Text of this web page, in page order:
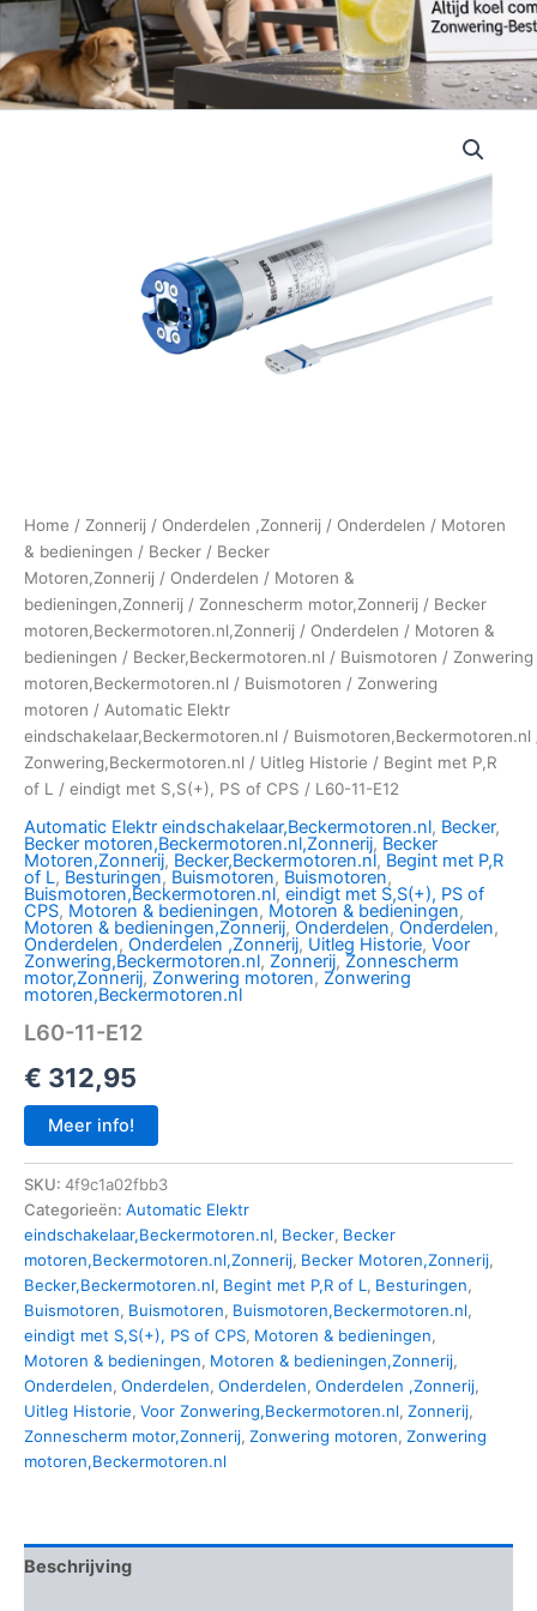
Home / Zonnerij / Onderdelen ,Zonnerij / Onderdelen / Motoren
& bedieningen / Becker / Becker
Motoren,Zonnerij / Onderdelen / Motoren &
bedieningen,Zonnerij / Zonnescherm motor,Zonnerij / Becker
motoren,Beckermotoren.nl,Zonnerij / Onderdelen / Motoren &
bedieningen / Becker,Beckermotoren.nl / Buismotoren / Zonwering
motoren,Beckermotoren.nl / Buismotoren / Zonwering
motoren / Automatic Elektr
eindschakelaar,Beckermotoren.nl / Buismotoren,Beckermotoren.nl
Zonwering,Beckermotoren.nl / Uitleg Historie / Begint met P,R
of L
/ eindigt met S,S(+), PS of CPS / L60-11-E12
Automatic Elektr eindschakelaar,Beckermotoren.nl, Becker,
Becker motoren,Beckermotoren.nl,Zonnerij, Becker
Motoren,Zonnerij, Becker,Beckermotoren.nl, Begint met P,R
of L, Besturingen, Buismotoren, Buismotoren,
Buismotoren,Beckermotoren.nl, eindigt met S,S(+), PS of
CPS, Motoren & bedieningen, Motoren & bedieningen,
Motoren & bedieningen,Zonnerij, Onderdelen, Onderdelen,
Onderdelen, Onderdelen ,Zonnerij, Uitleg Historie, Voor
Zonwering,Beckermotoren.nl, Zonnerij, Zonnescherm
motor,Zonnerij, Zonwering motoren, Zonwering
motoren,Beckermotoren.nl
L60-11-E12
€ 312,95
Meer info!
SKU: 4f9c1a02fbb3
Categorieën: Automatic Elektr
eindschakelaar,Beckermotoren.nl, Becker, Becker
motoren,Beckermotoren.nl,Zonnerij, Becker Motoren,Zonnerij,
Becker,Beckermotoren.nl, Begint met P,R of L , Besturingen,
Buismotoren, Buismotoren, Buismotoren,Beckermotoren.nl,
eindigt met S,S(+), PS of CPS, Motoren & bedieningen,
Motoren & bedieningen, Motoren & bedieningen,Zonnerij,
Onderdelen, Onderdelen, Onderdelen, Onderdelen ,Zonnerij,
Uitleg Historie, Voor Zonwering,Beckermotoren.nl, Zonnerij,
Zonnescherm motor,Zonnerij, Zonwering motoren, Zonwering
motoren,Beckermotoren.nl
Beschrijving